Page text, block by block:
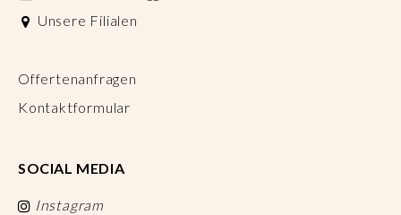
Unsere Filialen
Offertenanfragen
Kontaktformular
SOCIAL MEDIA
Instagram